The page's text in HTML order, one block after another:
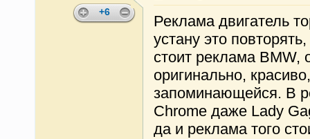
+6
Реклама двигатель
устану это
стоит реклама BMW,
оригинально,
запоминающейся. В
Chrome даже Lady
да и реклама того